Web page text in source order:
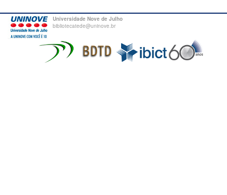
Universidade Nove de Julho
bibliotecatede@uninove.br